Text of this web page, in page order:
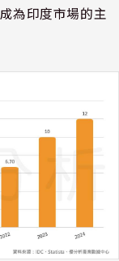
為印度市場的主